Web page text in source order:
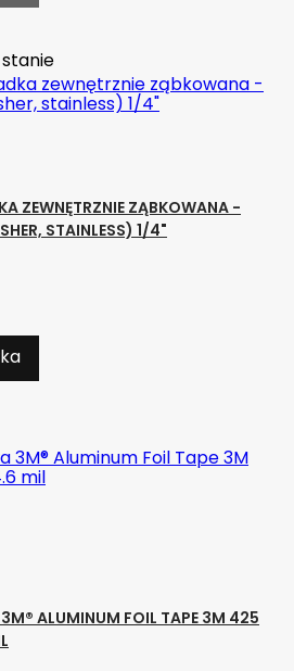
ZEWNĘTRZNIE ZĄBKOWANA -
STAINLESS) 1/4"
ALUMINUM FOIL TAPE 3M 425